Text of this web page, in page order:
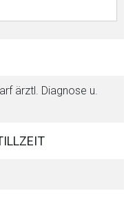
ärztl. Diagnose u.